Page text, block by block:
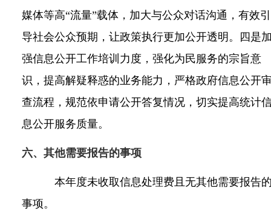
媒体等高“流量”载体，加大与公众对话沟通，有效引
导社会公众预期，让政策执行更加公开透明。四是
强信息公开工作培训力度，强化为民服务的宗旨意
识，提高解疑释惑的业务能力，严格政府信息公开
查流程，规范依申请公开答复情况，切实提高统计
息公开服务质量。
六、其他需要报告的事项
本年度未收取信息处理费且无其他需要报告
事项。